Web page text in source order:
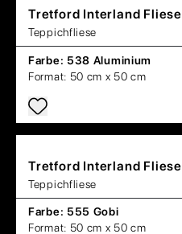
Tretford Interland Fliese
Teppichfliese
Farbe: 538 Aluminium
Format: 50 cm x 50 cm
Tretford Interland Fliese
Teppichfliese
Farbe: 555 Gobi
Format: 50 cm x 50 cm